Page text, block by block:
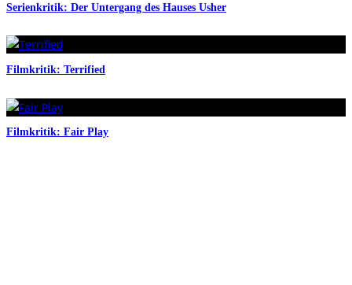
Serienkritik: Der Untergang des Hauses Usher
Filmkritik: Terrified
Filmkritik: Fair Play